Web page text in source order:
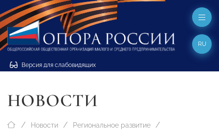
Версия для слабовидящих
RU
НОВОСТИ
Новости Региональное развитие